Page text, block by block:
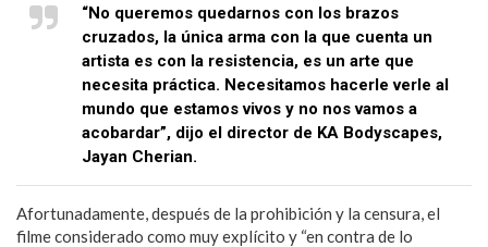
“No queremos quedarnos con los brazos
cruzados, la única arma con la que cuenta un
artista es con la resistencia, es un arte que
necesita práctica. Necesitamos hacerle verle al
mundo que estamos vivos y no nos vamos a
acobardar”, dijo el director de KA Bodyscapes,
Jayan Cherian.
Afortunadamente, después de la prohibición y la censura, el
filme considerado como muy explícito y “en contra de lo